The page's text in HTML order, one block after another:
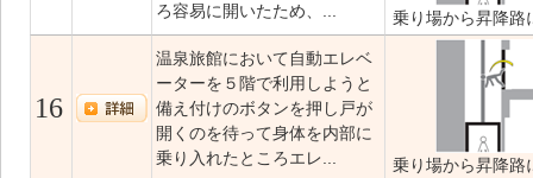
ろ容易に開いたため、...
乗り場から昇降路
16
温泉旅館において自動エレベ
ーターを５階で利用しようと
備え付けのボタンを押し戸が
開くのを待って身体を内部に
乗り入れたところエレ...
乗り場から昇降路